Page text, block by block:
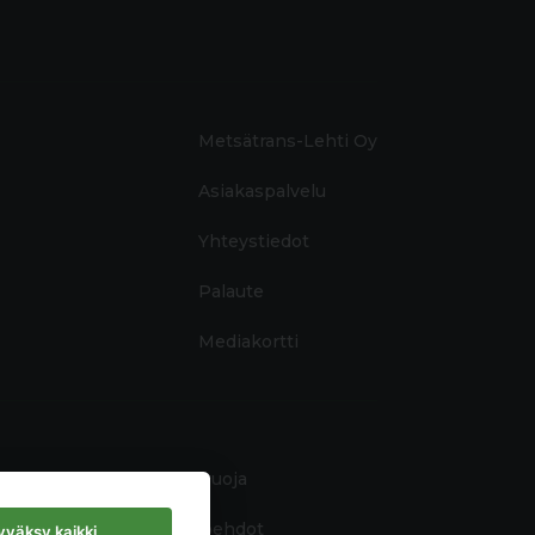
Metsätrans-Lehti Oy
Asiakaspalvelu
Yhteystiedot
Palaute
Mediakortti
Tietosuoja
Käyttöehdot